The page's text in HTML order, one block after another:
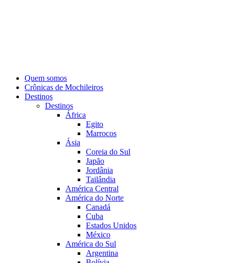
Quem somos
Crônicas de Mochileiros
Destinos
Destinos
África
Egito
Marrocos
Ásia
Coreia do Sul
Japão
Jordânia
Tailândia
América Central
América do Norte
Canadá
Cuba
Estados Unidos
México
América do Sul
Argentina